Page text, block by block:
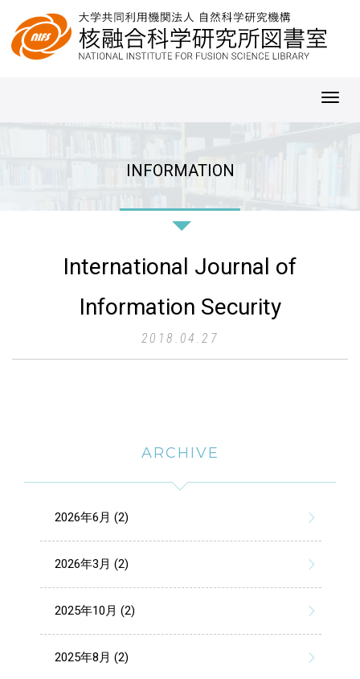
INFORMATION
International Journal of
Information Security
2018.04.27
ARCHIVE
2026年6月 (2)
2026年3月 (2)
2025年10月 (2)
2025年8月 (2)